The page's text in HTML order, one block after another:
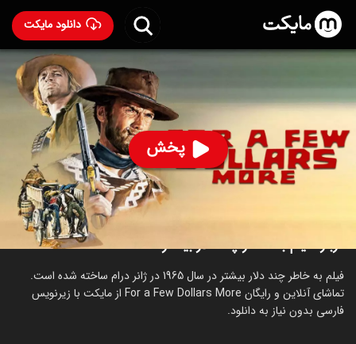
دانلود مایکت
پخش
- For a Few Dollars More
1965
۱۳۶ 92% ۸.۲
ساخت ایتالیا سال 1965
رده سنی ۱۸+
درباره فیلم به خاطر چند دلار بیشتر
فیلم به خاطر چند دلار بیشتر در سال 1965 در ژانر درام ساخته شده است.
تماشای آنلاین و رایگان For a Few Dollars More از مایکت با زیرنویس
فارسی بدون نیاز به دانلود.